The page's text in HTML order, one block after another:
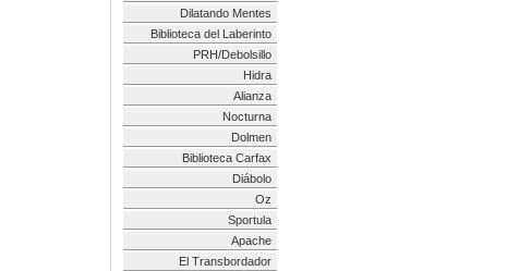
Dilatando Mentes
Biblioteca del Laberinto
PRH/Debolsillo
Hidra
Alianza
Nocturna
Dolmen
Biblioteca Carfax
Diábolo
Oz
Sportula
Apache
El Transbordador